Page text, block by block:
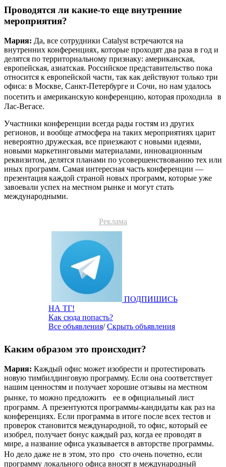
Проводятся ли какие-то еще внутренние
мероприятия?
Мария: Да, все сотрудники Catalyst встречаются на
внутренних конференциях, которые проходят два раза в год и
делятся по территориальному признаку: американская,
европейская, азиатская. Российское представительство пока
относится к европейской части, так как действуют только три
офиса: в Москве, Санкт-Петербурге и Сочи, но нам удалось
посетить и американскую конференцию, которая проходила в
Лас-Вегасе.
Участники конференции всегда рады гостям из других
регионов, и вообще атмосфера на таких мероприятиях царит
невероятно дружеская, все приезжают с новыми идеями,
новыми маркетинговыми материалами, инновационным
реквизитом, делятся планами по усовершенствованию тех или
иных программ. Самая интересная часть конференции —
презентация каждой страной новых программ, которые уже
завоевали успех на местном рынке и могут стать
международными.
Реклама
ПОДПИШИСЬ
НА ТГ!
Как сюда попасть?
Все объявления/Скрыть объявления
Каким образом это происходит?
Мария: Каждый офис может изобрести и протестировать
новую тимбилдинговую программу. Если она соответствует
нашим ценностям и получает хорошие отзывы на местном
рынке, то можно предложить ее в официальный лист
программ. А презентуются программы-кандидаты как раз на
конференциях. Если программа в итоге после всех тестов и
проверок становится международной, то офис, который ее
изобрел, получает бонус каждый раз, когда ее проводят в
мире, а название офиса указывается в авторстве программы.
Но дело даже не в этом, это про сто очень почетно, если
программу локального офиса вносят в международный